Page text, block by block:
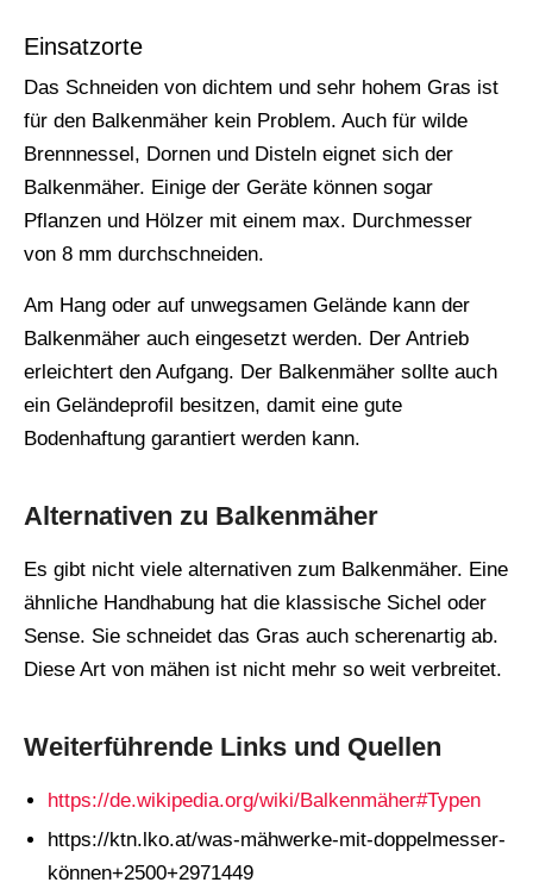
Einsatzorte
Das Schneiden von dichtem und sehr hohem Gras ist
für den Balkenmäher kein Problem. Auch für wilde
Brennnessel, Dornen und Disteln eignet sich der
Balkenmäher. Einige der Geräte können sogar
Pflanzen und Hölzer mit einem max. Durchmesser
von 8 mm durchschneiden.
Am Hang oder auf unwegsamen Gelände kann der
Balkenmäher auch eingesetzt werden. Der Antrieb
erleichtert den Aufgang. Der Balkenmäher sollte auch
ein Geländeprofil besitzen, damit eine gute
Bodenhaftung garantiert werden kann.
Alternativen zu Balkenmäher
Es gibt nicht viele alternativen zum Balkenmäher. Eine
ähnliche Handhabung hat die klassische Sichel oder
Sense. Sie schneidet das Gras auch scherenartig ab.
Diese Art von mähen ist nicht mehr so weit verbreitet.
Weiterführende Links und Quellen
https://de.wikipedia.org/wiki/Balkenmäher#Typen
https://ktn.lko.at/was-mähwerke-mit-doppelmesser-
können+2500+2971449